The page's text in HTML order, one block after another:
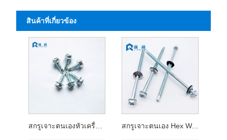
สินค้าที่เกี่ยวข้อง
สกรูเจาะตนเอง Hex Washer Head พร้อมแหวนรอง EPDM